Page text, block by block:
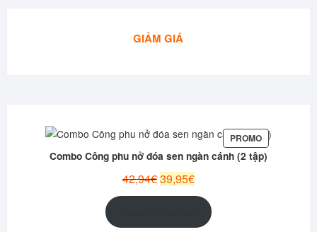
GIẢM GIÁ
PROMOPRODUIT
EN
PROMOTION
Combo Công phu nở đóa sen ngàn cánh (2 tập)
42,94€ Le
prix
39,95€Le
prix
actuel
est :